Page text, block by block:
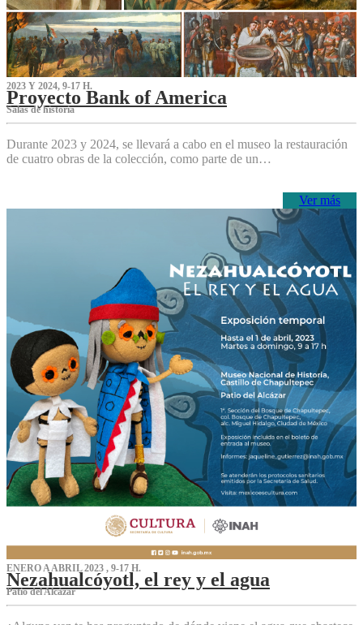
2023 Y 2024, 9-17 H.
Proyecto Bank of America
S‌alas de historia
Durante 2023 y 2024, se llevará a cabo en el museo la restauración
de cuatro obras de la colección, como parte de un…
Ver más
ENERO A ABRIL 2023 , 9-17 H.
Nezahualcóyotl, el rey y el agua
Patio del Alcázar